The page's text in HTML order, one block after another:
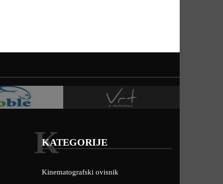
KATEGORIJE
K
Kinematografski ovisnik